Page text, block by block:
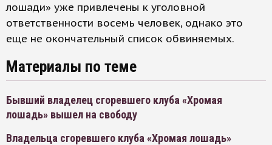
лошади» уже привлечены к уголовной
ответственности восемь человек, однако это
еще не окончательный список обвиняемых.
Материалы по теме
Бывший владелец сгоревшего клуба «Хромая
лошадь» вышел на свободу
Владельца сгоревшего клуба «Хромая лошадь»